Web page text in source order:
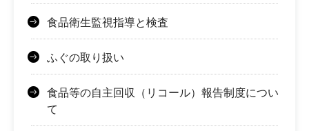
食品衛生監視指導と検査
ふぐの取り扱い
食品等の自主回収（リコール）報告制度につい
て